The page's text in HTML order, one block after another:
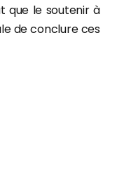
que le soutenir à
de conclure ces